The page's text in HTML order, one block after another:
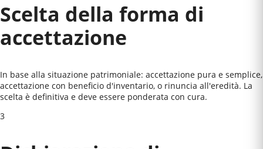
Scelta della forma di
accettazione
In base alla situazione patrimoniale: accettazione pura e semplice,
accettazione con beneficio d'inventario, o rinuncia all'eredità. La
scelta è definitiva e deve essere ponderata con cura.
3